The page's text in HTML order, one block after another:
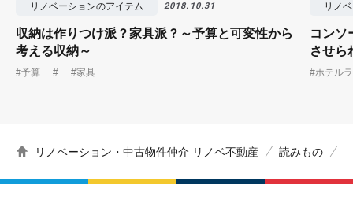
リノベーションのアイテム 2018.10.31
収納は作りつけ派？家具派？～予算と可変性から
考える収納～
#予算 # #家具
リノ
コンソ
させら
#ホテル
リノベーション・中古物件仲介 リノベ不動産 読みもの